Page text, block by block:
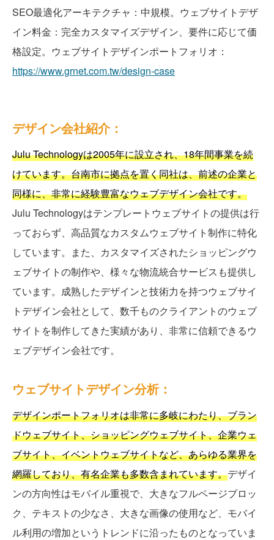
SEO最適化アーキテクチャ：中規模。ウェブサイトデザ
イン料金：完全カスタマイズデザイン、要件に応じて価
格設定。ウェブサイトデザインポートフォリオ：
https://www.grnet.com.tw/design-case
デザイン会社紹介：
Julu Technologyは2005年に設立され、18年間事業を続
けています。台南市に拠点を置く同社は、前述の企業と
同様に、非常に経験豊富なウェブデザイン会社です。
Julu Technologyはテンプレートウェブサイトの提供は行
っておらず、高品質なカスタムウェブサイト制作に特化
しています。また、カスタマイズされたショッピングウ
ェブサイトの制作や、様々な物流統合サービスも提供し
ています。成熟したデザインと技術力を持つウェブサイ
トデザイン会社として、数千ものクライアントのウェブ
サイトを制作してきた実績があり、非常に信頼できるウ
ェブデザイン会社です。
ウェブサイトデザイン分析：
デザインポートフォリオは非常に多岐にわたり、ブラン
ドウェブサイト、ショッピングウェブサイト、企業ウェ
ブサイト、イベントウェブサイトなど、あらゆる業界を
網羅しており、有名企業も多数含まれています。デザイ
ンの方向性はモバイル重視で、大きなフルページブロッ
ク、テキストの少なさ、大きな画像の使用など、モバイ
ル利用の増加というトレンドに沿ったものとなっていま